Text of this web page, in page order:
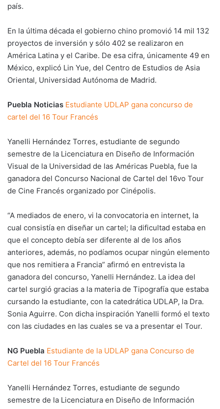
país.
En la última década el gobierno chino promovió 14 mil 132
proyectos de inversión y sólo 402 se realizaron en
América Latina y el Caribe. De esa cifra, únicamente 49 en
México, explicó Lin Yue, del Centro de Estudios de Asia
Oriental, Universidad Autónoma de Madrid.
Puebla Noticias Estudiante UDLAP gana concurso de
cartel del 16 Tour Francés
Yanelli Hernández Torres, estudiante de segundo
semestre de la Licenciatura en Diseño de Información
Visual de la Universidad de las Américas Puebla, fue la
ganadora del Concurso Nacional de Cartel del 16vo Tour
de Cine Francés organizado por Cinépolis.
“A mediados de enero, vi la convocatoria en internet, la
cual consistía en diseñar un cartel; la dificultad estaba en
que el concepto debía ser diferente al de los años
anteriores, además, no podíamos ocupar ningún elemento
que nos remitiera a Francia” afirmó en entrevista la
ganadora del concurso, Yanelli Hernández. La idea del
cartel surgió gracias a la materia de Tipografía que estaba
cursando la estudiante, con la catedrática UDLAP, la Dra.
Sonia Aguirre. Con dicha inspiración Yanelli formó el texto
con las ciudades en las cuales se va a presentar el Tour.
NG Puebla Estudiante de la UDLAP gana Concurso de
Cartel del 16 Tour Francés
Yanelli Hernández Torres, estudiante de segundo
semestre de la Licenciatura en Diseño de Información